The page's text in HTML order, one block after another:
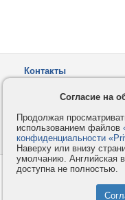
Контакты
Как оплатить
© 2008-2026
Согласие на
Продолжая
использованием файлов
конфиденциальности
Наверху или внизу
умолчанию. Английская
доступна не полностью.